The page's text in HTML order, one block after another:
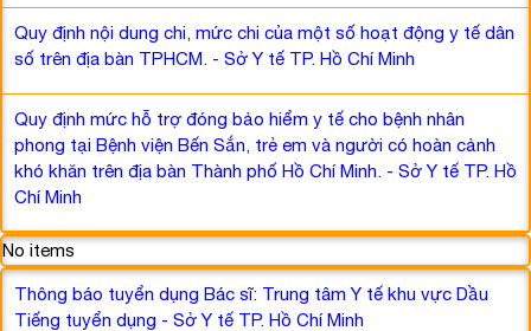
Quy định nội dung chi, mức chi của một số hoạt động y tế dân
số trên địa bàn TPHCM. - Sở Y tế TP. Hồ Chí Minh
Quy định mức hỗ trợ đóng bảo hiểm y tế cho bệnh nhân
phong tại Bệnh viện Bến Sắn, trẻ em và người có hoàn cảnh
khó khăn trên địa bàn Thành phố Hồ Chí Minh. - Sở Y tế TP. Hồ
Chí Minh
No items
Thông báo tuyển dụng Bác sĩ: Trung tâm Y tế khu vực Dầu
Tiếng tuyển dụng - Sở Y tế TP. Hồ Chí Minh